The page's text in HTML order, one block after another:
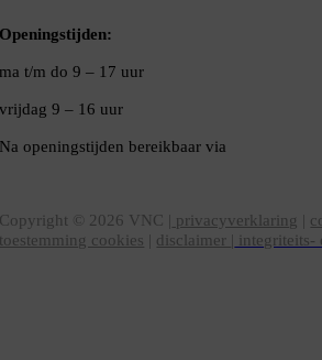
Openingstijden:
ma t/m do9 – 17 uur
vrijdag 9 – 16 uur
Na openingstijden bereikbaar via
Copyright © 2026 VNC | privacyverklaring
toestemming cookies
disclaimer integriteits-